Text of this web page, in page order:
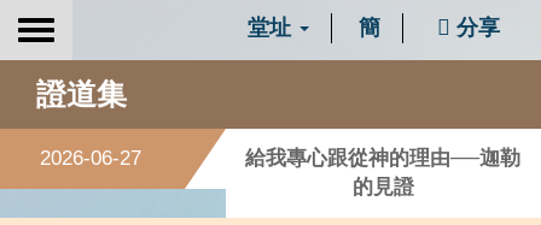
Toggle
堂址 簡 分享
證道集
2026-06-27
給我專心跟從神的理由──迦勒
的見證